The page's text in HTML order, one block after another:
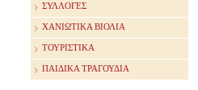
ΣΥΛΛΟΓΕΣ
ΧΑΝΙΩΤΙΚΑ ΒΙΟΛΙΑ
ΤΟΥΡΙΣΤΙΚΑ
ΠΑΙΔΙΚΑ ΤΡΑΓΟΥΔΙΑ